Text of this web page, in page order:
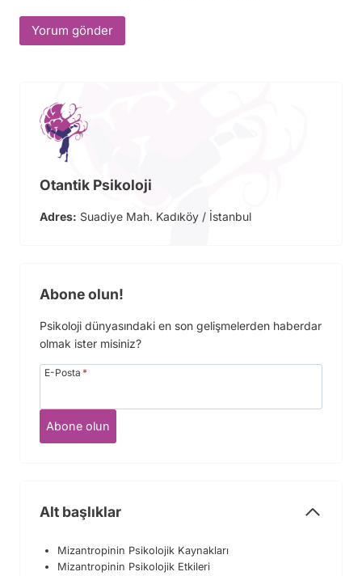
Otantik Psikoloji
Adres: Suadiye Mah. Kadıköy / İstanbul
Abone olun!
Psikoloji dünyasındaki en son gelişmelerden haberdar
olmak ister misiniz?
E-Posta *
Abone olun
Alt başlıklar
Mizantropinin Psikolojik Kaynakları
Mizantropinin Psikolojik Etkileri